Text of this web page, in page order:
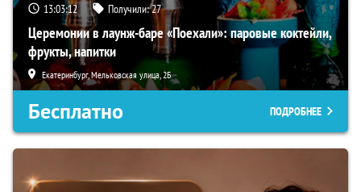
13:03:11 Получили:27
Церемонии в лаунж-баре «Поехали»: паровые коктейли,
фрукты, напитки
Екатеринбург, Мельковская улица, 2Б
Бесплатно ПОДРОБНЕЕ